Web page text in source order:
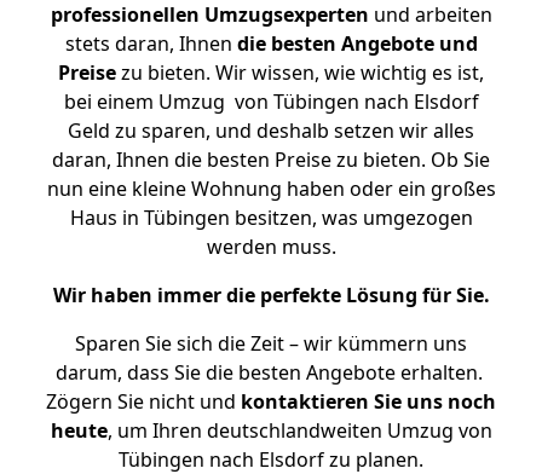
professionellen Umzugsexperten und arbeiten
stets daran, Ihnen die besten Angebote und
Preisezu bieten. Wir wissen, wie wichtig es ist,
bei einem Umzug von Tübingen nach Elsdorf
Geld zu sparen, und deshalb setzen wir alles
daran, Ihnen die besten Preise zu bieten. Ob Sie
nun eine kleine Wohnung haben oder ein großes
Haus in Tübingen besitzen, was umgezogen
werden muss.
Wir haben immer die perfekte Lösung für Sie.
Sparen Sie sich die Zeit – wir kümmern uns
darum, dass Sie die besten Angebote erhalten.
Zögern Sie nicht und kontaktieren Sie uns noch
heute, um Ihren deutschlandweiten Umzug von
Tübingen nach Elsdorf zu planen.